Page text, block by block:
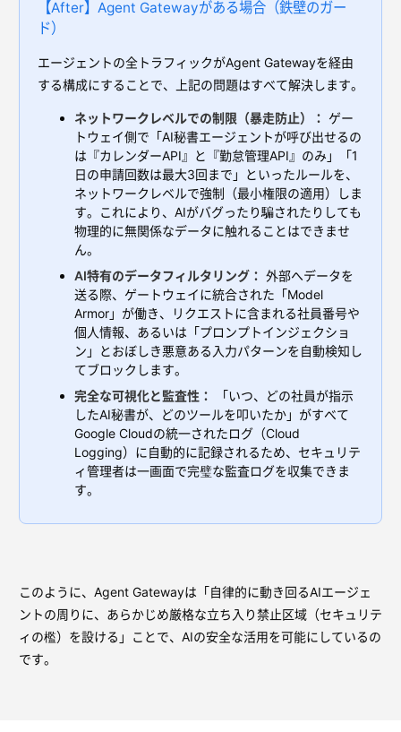
【After】Agent Gatewayがある場合（鉄壁のガー
ド）
エージェントの全トラフィックがAgent Gatewayを経由
する構成にすることで、上記の問題はすべて解決します。
ネットワークレベルでの制限（暴走防止）： ゲー
トウェイ側で「AI秘書エージェントが呼び出せるの
は『カレンダーAPI』と『勤怠管理API』のみ」「1
日の申請回数は最大3回まで」といったルールを、
ネットワークレベルで強制（最小権限の適用）しま
す。これにより、AIがバグったり騙されたりしても
物理的に無関係なデータに触れることはできませ
ん。
AI特有のデータフィルタリング： 外部へデータを
送る際、ゲートウェイに統合された「Model
Armor」が働き、リクエストに含まれる社員番号や
個人情報、あるいは「プロンプトインジェクショ
ン」とおぼしき悪意ある入力パターンを自動検知し
てブロックします。
完全な可視化と監査性：
「いつ、どの社員が指示
したAI秘書が、どのツールを叩いたか」がすべて
Google Cloudの統一されたログ（Cloud
Logging）に自動的に記録されるため、セキュリテ
ィ管理者は一画面で完璧な監査ログを収集できま
す。
このように、Agent Gatewayは「自律的に動き回るAIエージェ
ントの周りに、あらかじめ厳格な立ち入り禁止区域（セキュリテ
ィの檻）を設ける」ことで、AIの安全な活用を可能にしているの
です。